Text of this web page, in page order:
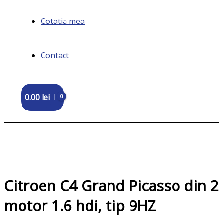
Cotatia mea
Contact
0.00 lei
Citroen C4 Grand Picasso din
motor 1.6 hdi, tip 9HZ